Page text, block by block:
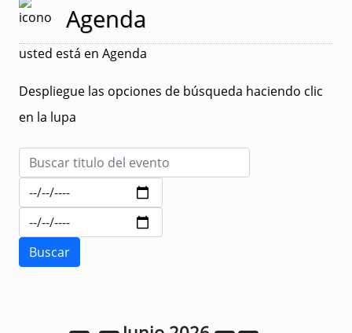
Agenda
usted está en Agenda
Despliegue las opciones de búsqueda haciendo clic
en la lupa